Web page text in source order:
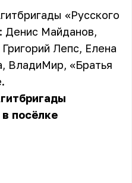
«Русского
Денис Майданов,
Лепс, Елена
ВладиМир, «Братья
посёлке